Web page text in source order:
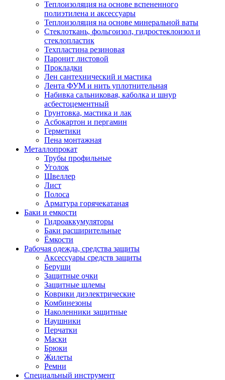
Теплоизоляция на основе вспененного
полиэтилена и аксессуары
Теплоизоляция на основе минеральной ваты
Стеклоткань, фольгоизол, гидростеклоизол и
стеклопластик
Техпластина резиновая
Паронит листовой
Прокладки
Лен сантехнический и мастика
Лента ФУМ и нить уплотнительная
Набивка сальниковая, каболка и шнур
асбестоцементный
Грунтовка, мастика и лак
Асбокартон и пергамин
Герметики
Пена монтажная
Металлопрокат
Трубы профильные
Уголок
Швеллер
Лист
Полоса
Арматура горячекатаная
Баки и емкости
Гидроаккумуляторы
Баки расширительные
Ёмкости
Рабочая одежда, средства защиты
Аксессуары средств защиты
Беруши
Защитные очки
Защитные шлемы
Коврики диэлектрические
Комбинезоны
Наколенники защитные
Наушники
Перчатки
Маски
Брюки
Жилеты
Ремни
Специальный инструмент